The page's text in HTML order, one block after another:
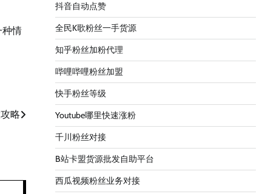
种情
略
抖音自动点赞
全民K歌粉丝一手货源
知乎粉丝加粉代理
哔哩哔哩粉丝加盟
快手粉丝等级
Youtube哪里快速涨粉
千川粉丝对接
B站卡盟货源批发自助平台
西瓜视频粉丝业务对接